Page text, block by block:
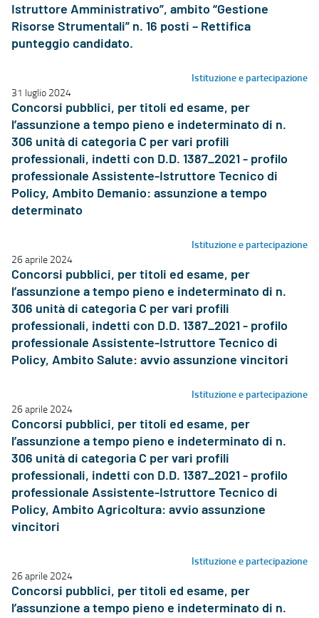
Istruttore Amministrativo”, ambito “Gestione
Risorse Strumentali” n. 16 posti – Rettifica
punteggio candidato.
Istituzione e partecipazione
31 luglio 2024
Concorsi pubblici, per titoli ed esame, per
l’assunzione a tempo pieno e indeterminato di n.
306 unità di categoria C per vari profili
professionali, indetti con D.D. 1387_2021 - profilo
professionale Assistente-Istruttore Tecnico di
Policy, Ambito Demanio: assunzione a tempo
determinato
Istituzione e partecipazione
26 aprile 2024
Concorsi pubblici, per titoli ed esame, per
l’assunzione a tempo pieno e indeterminato di n.
306 unità di categoria C per vari profili
professionali, indetti con D.D. 1387_2021 - profilo
professionale Assistente-Istruttore Tecnico di
Policy, Ambito Salute: avvio assunzione vincitori
Istituzione e partecipazione
26 aprile 2024
Concorsi pubblici, per titoli ed esame, per
l’assunzione a tempo pieno e indeterminato di n.
306 unità di categoria C per vari profili
professionali, indetti con D.D. 1387_2021 - profilo
professionale Assistente-Istruttore Tecnico di
Policy, Ambito Agricoltura: avvio assunzione
vincitori
Istituzione e partecipazione
26 aprile 2024
Concorsi pubblici, per titoli ed esame, per
l’assunzione a tempo pieno e indeterminato di n.